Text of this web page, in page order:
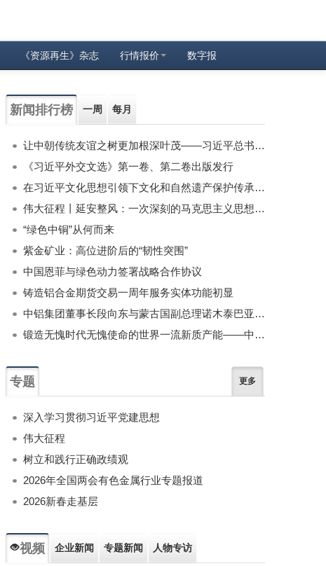
《资源再生》杂志 行情报价 数字报
新闻排行榜 一周 每月
让中朝传统友谊之树更加根深叶茂——习近平总书记对朝鲜进行国事访问纪实
《习近平外交文选》第一卷、第二卷出版发行
在习近平文化思想引领下文化和自然遗产保护传承利用工作开创新局面
伟大征程丨延安整风：一次深刻的马克思主义思想教育运动
“绿色中铜”从何而来
紫金矿业：高位进阶后的“韧性突围”
中国恩菲与绿色动力签署战略合作协议
铸造铝合金期货交易一周年服务实体功能初显
中铝集团董事长段向东与蒙古国副总理诺木泰巴亚尔举行会谈
锻造无愧时代无愧使命的世界一流新质产能——中国有色金属工业的战略应对与破局之道（二）
专题 更多
深入学习贯彻习近平党建思想
伟大征程
树立和践行正确政绩观
2026年全国两会有色金属行业专题报道
2026新春走基层
视频 企业新闻 专题新闻 人物专访